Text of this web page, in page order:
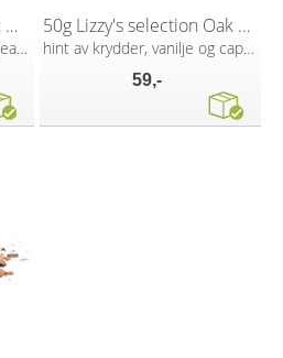
50g FO High Vanilla Oak Wood Chips
eikechips med intens vaniljearoma
50g Lizzy's selection Oak Wood Chips
hint av krydder, vanilje og cappuccino
59,-